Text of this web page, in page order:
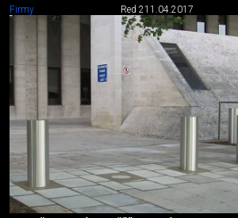
Firmy Red 211.04.2017